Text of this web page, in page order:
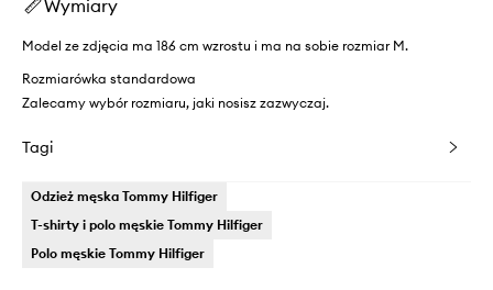
Wymiary
Model ze zdjęcia ma 186 cm wzrostu i ma na sobie rozmiar M.
Rozmiarówka standardowa
Zalecamy wybór rozmiaru, jaki nosisz zazwyczaj.
Tagi
Odzież męska Tommy Hilfiger
T-shirty i polo męskie Tommy Hilfiger
Polo męskie Tommy Hilfiger